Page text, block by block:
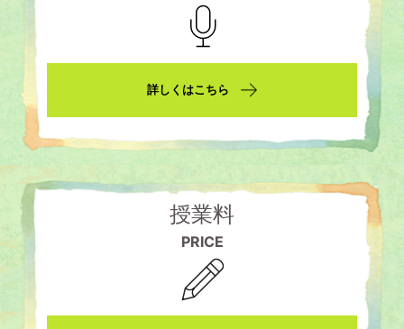
詳しくはこちら
授業料
PRICE